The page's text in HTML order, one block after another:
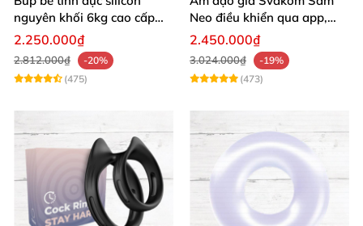
nguyên khối 6kg cao cấp
giá rẻ mềm mại
2.250.000₫
2.812.000₫
-20%
(475)
Neo điều khiển qua app,
webcam tương tác, trải
nghiệm thực tế
2.450.000₫
3.024.000₫
-19%
(473)